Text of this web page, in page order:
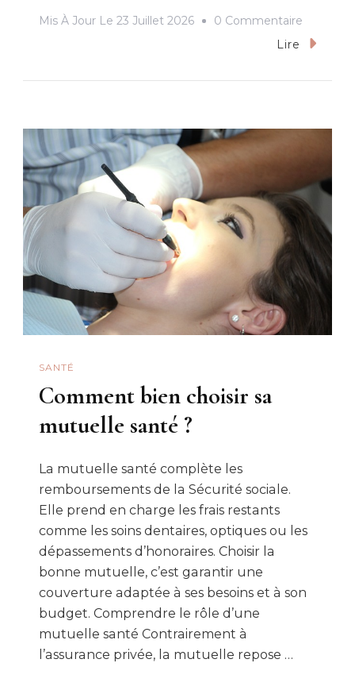
Mis À Jour Le 23 Juillet 2026 0 Commentaire
Contrôle
Auto
Peut-
Elle
Refuser
Lire
SANTÉ
Comment bien choisir sa
mutuelle santé ?
La mutuelle santé complète les
remboursements de la Sécurité sociale.
Elle prend en charge les frais restants
comme les soins dentaires, optiques ou les
dépassements d’honoraires. Choisir la
bonne mutuelle, c’est garantir une
couverture adaptée à ses besoins et à son
budget. Comprendre le rôle d’une
mutuelle santé Contrairement à
l’assurance privée, la mutuelle repose …